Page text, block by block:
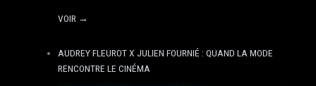
VOIR →
AUDREY FLEUROT X JULIEN FOURNIÉ : QUAND LA MODE
RENCONTRE LE CINÉMA